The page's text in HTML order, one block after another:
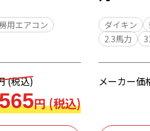
用エアコン
(税込)
円 (税込)
ダイキン
2.3馬力
メーカー価